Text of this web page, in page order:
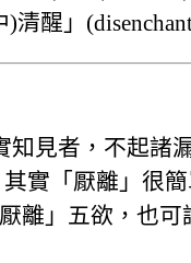
清醒」
見者，不起諸
實「厭離」很
離」五欲，也可